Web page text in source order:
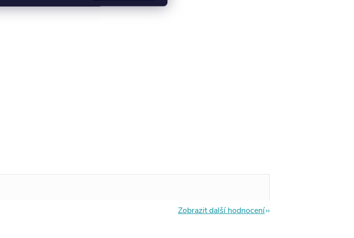
Zobrazit další hodnocení